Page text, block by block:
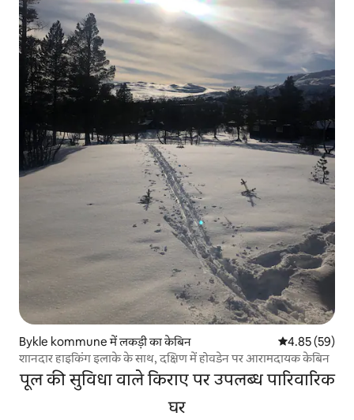
Bykle kommune में लकड़ी का केबिन औसत रेटिंग 5 में
4.85 (59)
शानदार हाइकिंग इलाके के साथ, दक्षिण में होवडेन पर आरामदायक केबिन
पूल की सुविधा वाले किराए पर उपलब्ध पारिवारिक
घर